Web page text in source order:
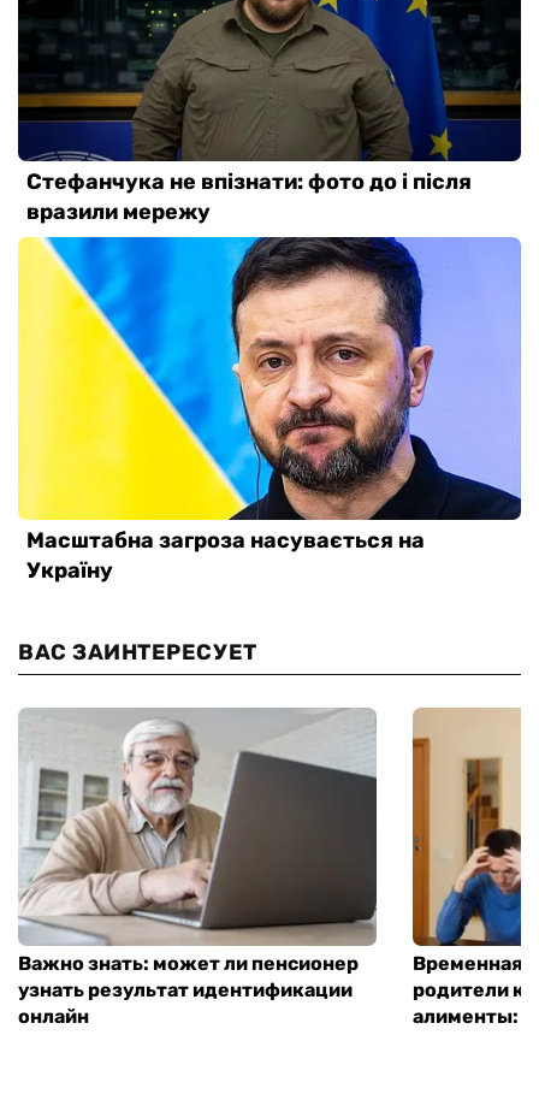
ВАС ЗАИНТЕРЕСУЕТ
Важно знать: может ли пенсионер
узнать результат идентификации
онлайн
Временная
родители
алименты: